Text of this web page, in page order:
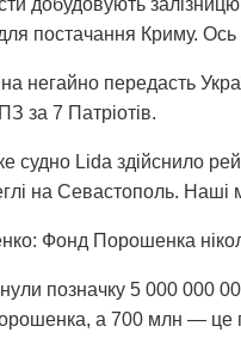
добудовують
постачання Криму. Ось і
негайно передасть
за 7 Патріотів.
судно Lida здійснило
на Севастополь. Наші
Фонд Порошенка
позначку 5 000 000
а 700 млн — це